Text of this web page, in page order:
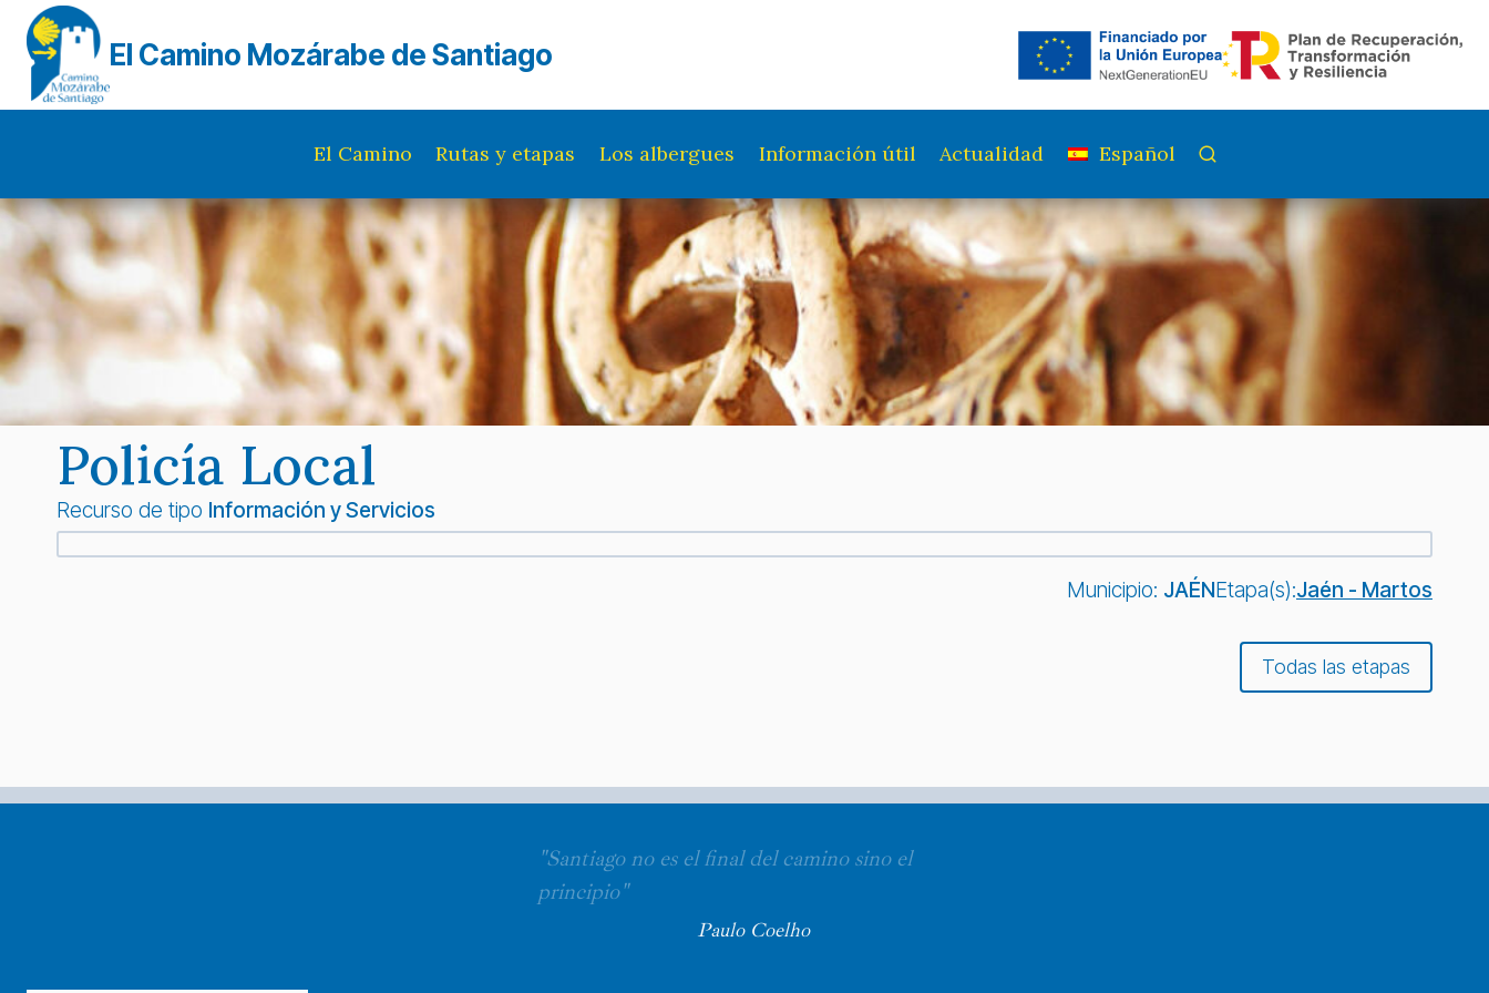
Saltar
contenido
El Camino Mozárabe de Santiago
El Camino Rutas y etapas Los albergues Información útil Actualidad Español
Policía Local
Recurso de tipo Información y Servicios
Municipio: JAÉNEtapa(s):Jaén - Martos
Todas las etapas
"Santiago no es el final del camino sino el
principio"
Paulo Coelho